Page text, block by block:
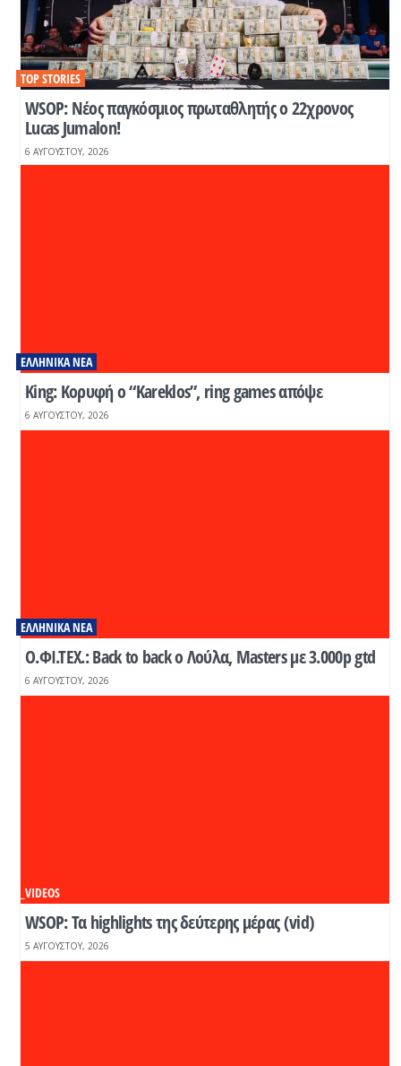
WSOP: Νέος παγκόσμιος πρωταθλητής ο 22χρονος
Lucas Jumalon!
TOP STORIES
6 ΑΥΓΟΎΣΤΟΥ, 2026
Κing: Κορυφή ο “Kareklos”, ring games απόψε
ΕΛΛΗΝΙΚΆ ΝΈΑ
6 ΑΥΓΟΎΣΤΟΥ, 2026
O.ΦΙ.ΤΕΧ.: Back to back o Λούλα, Masters με 3.000p gtd
ΕΛΛΗΝΙΚΆ ΝΈΑ
6 ΑΥΓΟΎΣΤΟΥ, 2026
WSOP: Τα highlights της δεύτερης μέρας (vid)
_VIDEOS
5 ΑΥΓΟΎΣΤΟΥ, 2026